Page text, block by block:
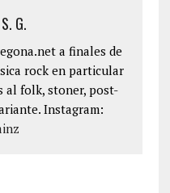
G.
a finales de
rock en particular
al folk, stoner, post-
Instagram: